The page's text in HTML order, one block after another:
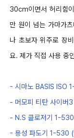
30cm이면서 허리힘
만 원이 넘는 가마가
나 초보자 위주로 장
요. 제가 직접 사용 중
- 시마노 BASIS ISO 1
- 머모피 티탄 사이버3
- N.S 클로저기 1-
- 용성 파도기 1-530 (